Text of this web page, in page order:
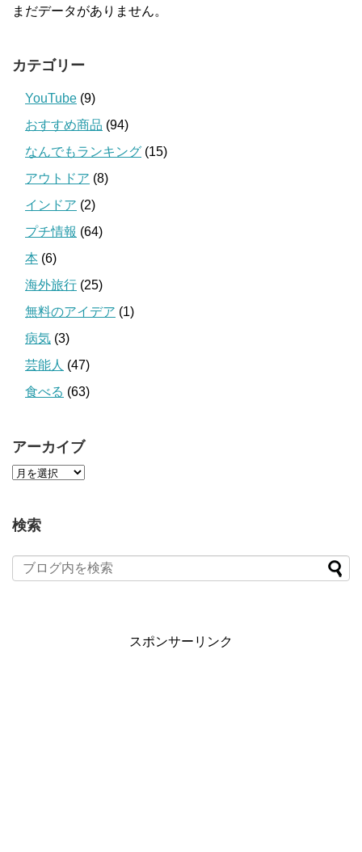
まだデータがありません。
カテゴリー
YouTube (9)
おすすめ商品 (94)
なんでもランキング (15)
アウトドア (8)
インドア (2)
プチ情報 (64)
本 (6)
海外旅行 (25)
無料のアイデア (1)
病気 (3)
芸能人 (47)
食べる (63)
アーカイブ
検索
スポンサーリンク